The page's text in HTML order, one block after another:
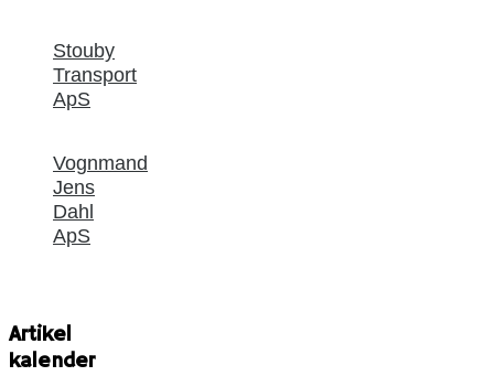
Stouby
Transport
ApS
Vognmand
Jens
Dahl
ApS
Artikel
kalender